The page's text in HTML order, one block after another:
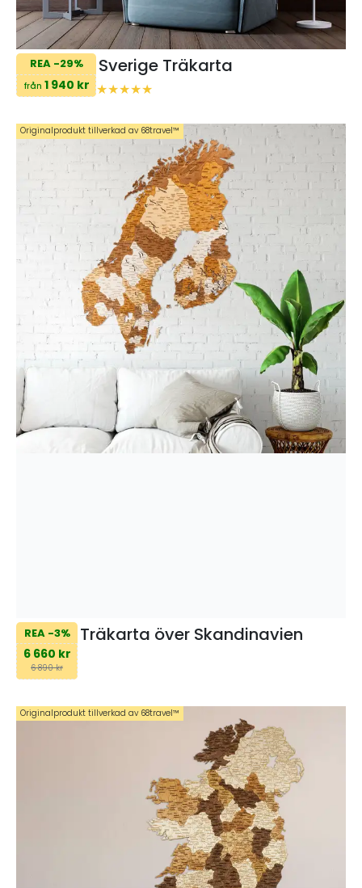
REA -29%
från 1 940 kr
Sverige Träkarta
REA -3%
6 660 kr
6 890 kr
Träkarta över Skandinavien
Originalprodukt tillverkad av 68travel™️
Originalprodukt tillverkad av 68travel™️